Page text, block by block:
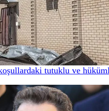
tutuklu ve